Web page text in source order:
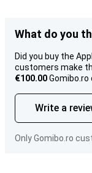
What do you
Did you buy the
customers make
€100.00Gomibo.ro
Write a
Only Gomibo.ro